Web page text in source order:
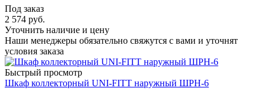
Под заказ
2 574 руб.
Уточнить наличие и цену
Наши менеджеры обязательно свяжутся с вами и уточнят
условия заказа
Быстрый просмотр
Шкаф коллекторный UNI-FITT наружный ШРН-6